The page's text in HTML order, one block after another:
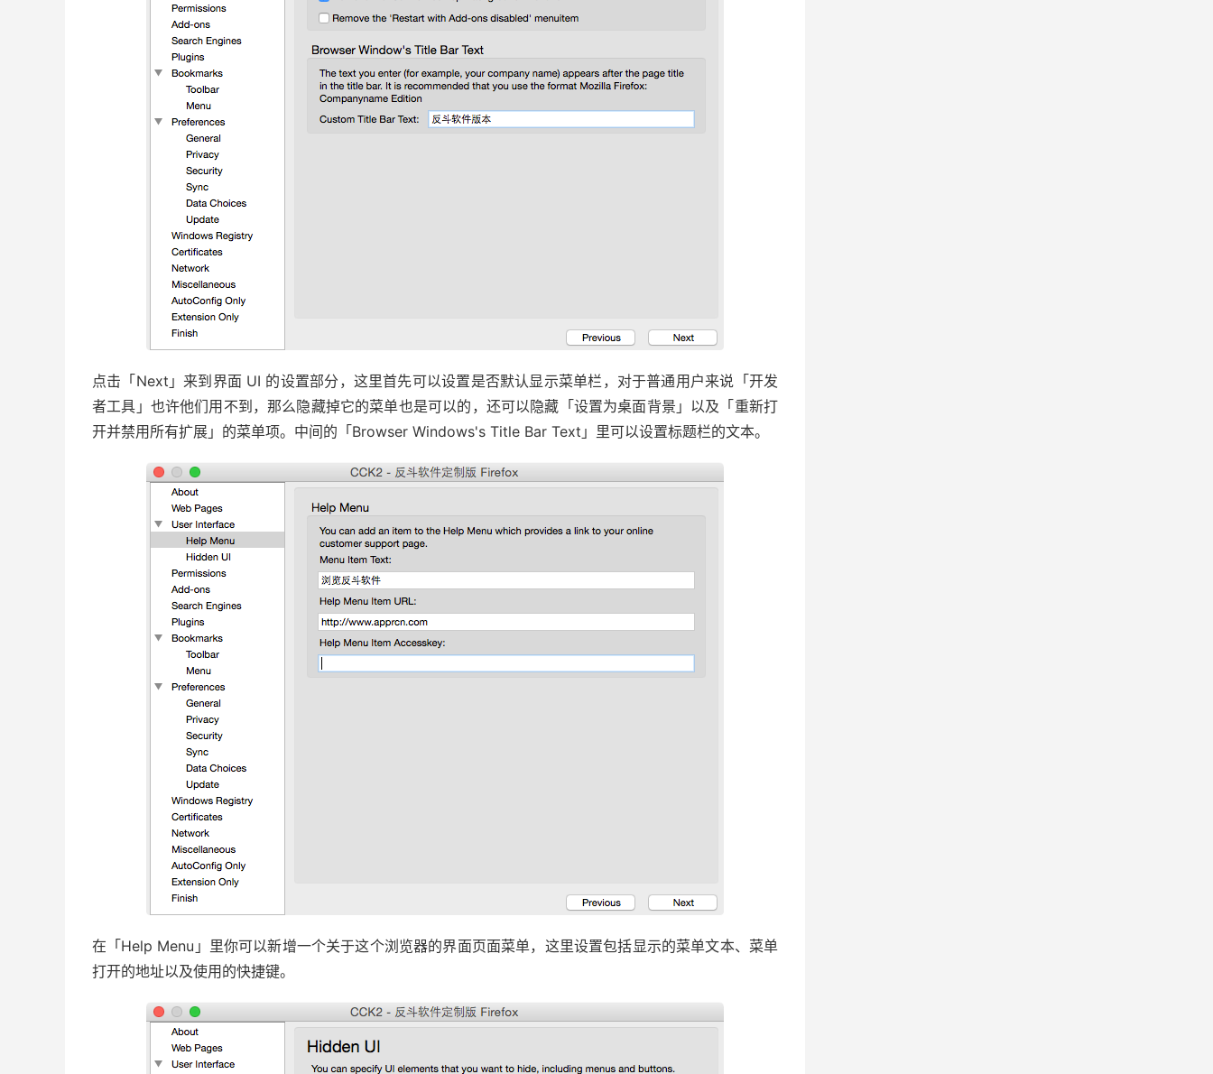
点击「Next」来到界面 UI 的设置部分，这里首先可以设置是否默认显示菜单栏，对于普通用户来说「开发
者工具」也许他们用不到，那么隐藏掉它的菜单也是可以的，还可以隐藏「设置为桌面背景」以及「重新打
开并禁用所有扩展」的菜单项。中间的「Browser Windows's Title Bar Text」里可以设置标题栏的文本。
在「Help Menu」里你可以新增一个关于这个浏览器的界面页面菜单，这里设置包括显示的菜单文本、菜单
打开的地址以及使用的快捷键。